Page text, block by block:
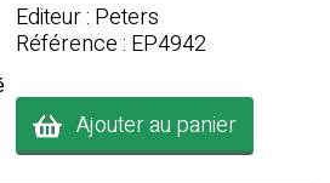
Editeur : Peters
Référence : EP4942
Ajouter au panier